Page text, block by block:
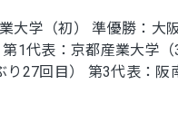
大学（初） 準優勝：大
1代表：京都産業大学
り27回目） 第3代表：阪